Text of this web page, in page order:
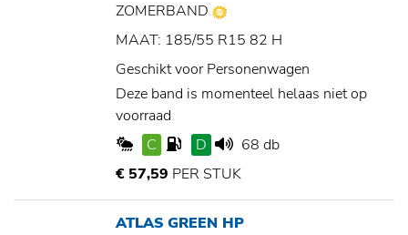
ZOMERBAND
MAAT: 185/55 R15 82 H
Geschikt voor Personenwagen
Deze band is momenteel helaas niet op
voorraad
C
D
68 db
€ 57,59 PER STUK
ATLAS GREEN HP